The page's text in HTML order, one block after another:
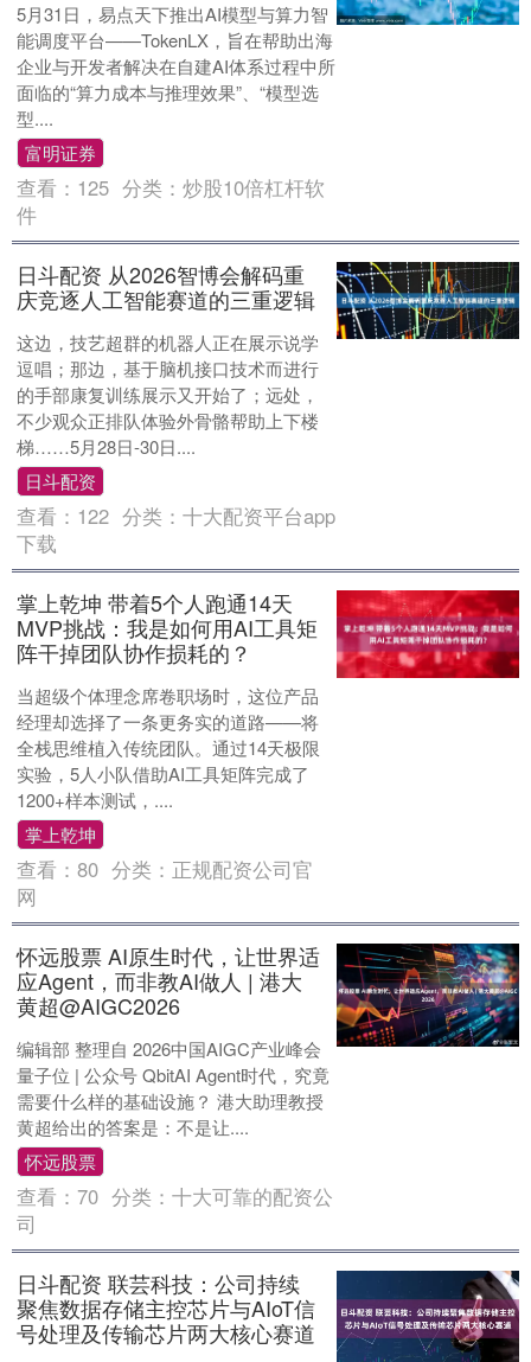
5月31日，易点天下推出AI模型与算力智
能调度平台——TokenLX，旨在帮助出海
企业与开发者解决在自建AI体系过程中所
面临的“算力成本与推理效果”、“模型选
型....
富明证券
查看： 125 分类：炒股10倍杠杆软
件
日斗配资 从2026智博会解码重
庆竞逐人工智能赛道的三重逻辑
这边，技艺超群的机器人正在展示说学
逗唱；那边，基于脑机接口技术而进行
的手部康复训练展示又开始了；远处，
不少观众正排队体验外骨骼帮助上下楼
梯……5月28日-30日....
日斗配资
查看： 122 分类：十大配资平台app
下载
掌上乾坤 带着5个人跑通14天
MVP挑战：我是如何用AI工具矩
阵干掉团队协作损耗的？
当超级个体理念席卷职场时，这位产品
经理却选择了一条更务实的道路——将
全栈思维植入传统团队。通过14天极限
实验，5人小队借助AI工具矩阵完成了
1200+样本测试，....
掌上乾坤
查看：80 分类： 正规配资公司官
网
怀远股票 AI原生时代，让世界适
应Agent，而非教AI做人 | 港大
黄超@AIGC2026
编辑部 整理自 2026中国AIGC产业峰会
量子位 | 公众号 QbitAI Agent时代，究竟
需要什么样的基础设施？ 港大助理教授
黄超给出的答案是：不是让....
怀远股票
查看：70 分类：十大可靠的配资公
司
日斗配资 联芸科技：公司持续
聚焦数据存储主控芯片与AIoT信
号处理及传输芯片两大核心赛道